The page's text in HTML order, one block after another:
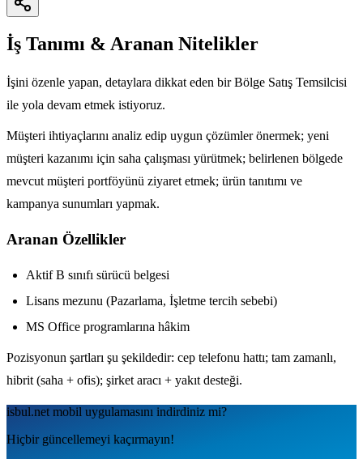
İş Tanımı & Aranan Nitelikler
İşini özenle yapan, detaylara dikkat eden bir Bölge Satış Temsilcisi
ile yola devam etmek istiyoruz.
Müşteri ihtiyaçlarını analiz edip uygun çözümler önermek; yeni
müşteri kazanımı için saha çalışması yürütmek; belirlenen bölgede
mevcut müşteri portföyünü ziyaret etmek; ürün tanıtımı ve
kampanya sunumları yapmak.
Aranan Özellikler
Aktif B sınıfı sürücü belgesi
Lisans mezunu (Pazarlama, İşletme tercih sebebi)
MS Office programlarına hâkim
Pozisyonun şartları şu şekildedir: cep telefonu hattı; tam zamanlı,
hibrit (saha + ofis); şirket aracı + yakıt desteği.
isbul.net mobil uygulamаsını indirdiniz mi?
Hiçbir güncellemeyi kaçırmayın!